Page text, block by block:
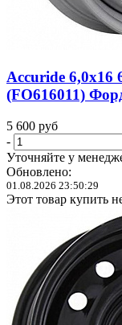
Accuride 6,0x16
(FO616011)
5 600 руб
-
Уточняйте у
Обновлено:
01.08.2026 23:50:29
Этот товар купить